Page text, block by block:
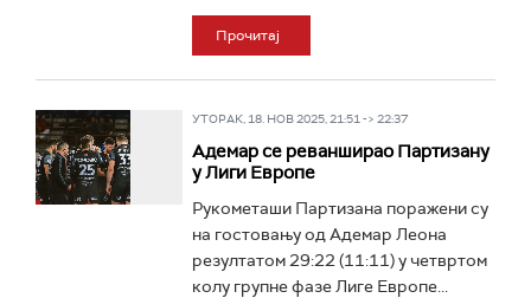
Прочитај
УТОРАК, 18. НОВ 2025, 21:51 -> 22:37
Адемар се реванширао Партизану
у Лиги Европе
Рукометаши Партизана поражени су
на гостовању од Адемар Леона
резултатом 29:22 (11:11) у четвртом
колу групне фазе Лиге Европе...